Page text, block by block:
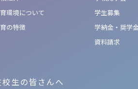
環境について
の特徴
学生募集
学納金・奨学
資料請求
校生の皆さんへ